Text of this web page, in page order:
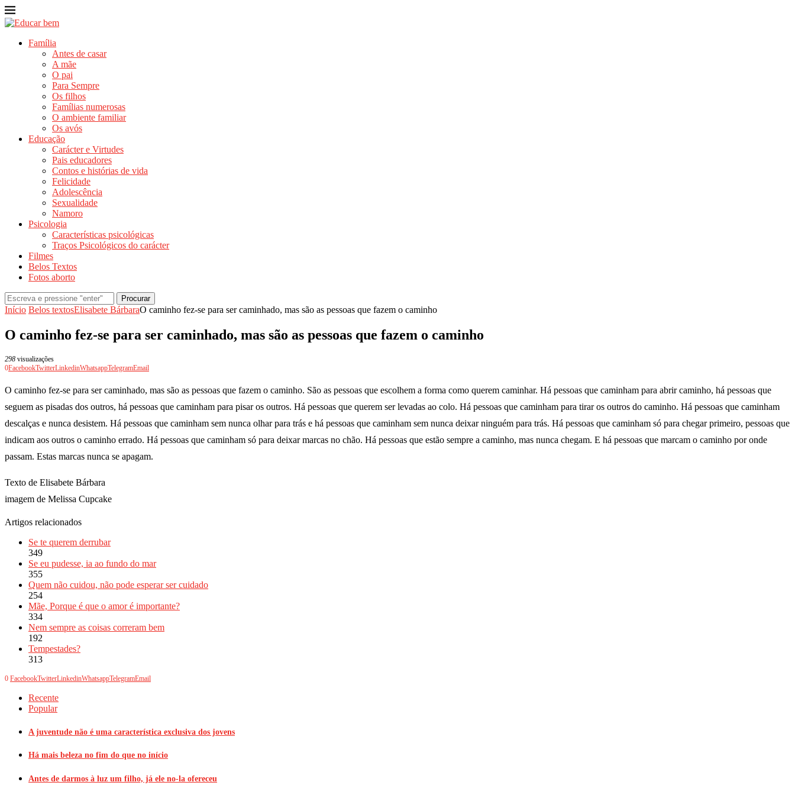
Família
Antes de casar
A mãe
O pai
Para Sempre
Os filhos
Famílias numerosas
O ambiente familiar
Os avós
Educação
Carácter e Virtudes
Pais educadores
Contos e histórias de vida
Felicidade
Adolescência
Sexualidade
Namoro
Psicologia
Características psicológicas
Traços Psicológicos do carácter
Filmes
Belos Textos
Fotos aborto
Procurar
Início Belos textosElisabete BárbaraO caminho fez-se para ser caminhado, mas são as pessoas que fazem o caminho
O caminho fez-se para ser caminhado, mas são as pessoas que fazem o caminho
298 visualizações
0FacebookTwitterLinkedinWhatsappTelegramEmail
O caminho fez-se para ser caminhado, mas são as pessoas que fazem o caminho. São as pessoas que escolhem a forma como querem caminhar. Há pessoas que caminham para abrir caminho, há pessoas que
seguem as pisadas dos outros, há pessoas que caminham para pisar os outros. Há pessoas que querem ser levadas ao colo. Há pessoas que caminham para tirar os outros do caminho. Há pessoas que caminham
descalças e nunca desistem. Há pessoas que caminham sem nunca olhar para trás e há pessoas que caminham sem nunca deixar ninguém para trás. Há pessoas que caminham só para chegar primeiro, pessoas que
indicam aos outros o caminho errado. Há pessoas que caminham só para deixar marcas no chão. Há pessoas que estão sempre a caminho, mas nunca chegam. E há pessoas que marcam o caminho por onde
passam. Estas marcas nunca se apagam.
Texto de Elisabete Bárbara
imagem de Melissa Cupcake
Artigos relacionados
Se te querem derrubar
349
Se eu pudesse, ia ao fundo do mar
355
Quem não cuidou, não pode esperar ser cuidado
254
Mãe, Porque é que o amor é importante?
334
Nem sempre as coisas correram bem
192
Tempestades?
313
0 FacebookTwitterLinkedinWhatsappTelegramEmail
Recente
Popular
A juventude não é uma característica exclusiva dos jovens
Há mais beleza no fim do que no início
Antes de darmos à luz um filho, já ele no-la ofereceu